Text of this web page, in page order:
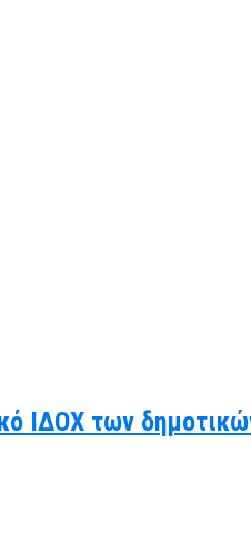
ΙΔΟΧ των